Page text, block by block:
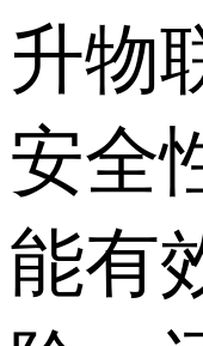
升物
安全
能有